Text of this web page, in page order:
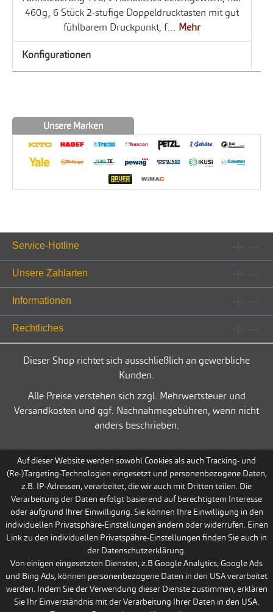
460g, 6 Stück 2-stufige Doppeldrucktasten mit gut
fühlbarem Druckpunkt, f… Mehr
Konfigurationen
Unsere Marken
Service-Hotline
Unsere Zahlarten
Informationen
Rechtliches
Dieser Shop richtet sich ausschließlich an gewerbliche
Kunden.
Alle Preise verstehen sich zzgl. Mehrwertsteuer und
Versandkosten und ggf. Nachnahmegebühren, wenn nicht
anders beschrieben.
Auf dieser Website werden sowohl Cookies als auch Tracking- und
(Re-)Targeting-Technologien eingesetzt und personenbezogene Daten,
z.B. IP-Adressen, verarbeitet, die wir auch mit Dritten teilen. Die
Verarbeitung der Daten erfolgt basierend auf berechtigtem Interesse
oder aufgrund Ihrer Einwilligung. Sie können Ihre Einwilligung in den
individuellen Privatsphäre-Einstellungen ändern oder widerrufen. Einen
Link zu den individuellen Privatspähre-Einstellungen finden Sie auch in
der Datenschutzerklärung.
Von einigen eingesetzten Diensten, z.B Google Analytics, Google Ads
und Bing Ads, können personenbezogene Daten in den USA verarbeitet
werden. Indem Sie der Verwendung dieser Dienste zustimmen, erklären
Sie Ihr Einverständnis mit der Verarbeitung Ihrer Daten in den USA.